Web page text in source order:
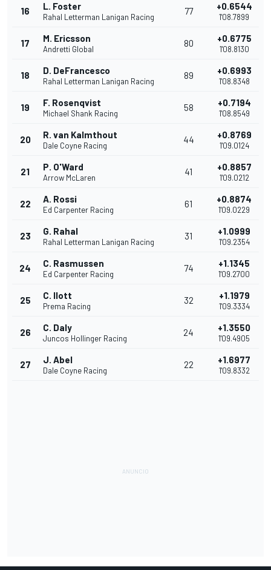
16 L. Foster
Rahal Letterman Lanigan Racing
77 +0.6544
1'08.7899
17 M. Ericsson
Andretti Global
80 +0.6775
1'08.8130
18 D. DeFrancesco
Rahal Letterman Lanigan Racing
89 +0.6993
1'08.8348
19 F. Rosenqvist
Michael Shank Racing
58 +0.7194
1'08.8549
20 R. van Kalmthout
Dale Coyne Racing
44 +0.8769
1'09.0124
21 P. O'Ward
Arrow McLaren
41 +0.8857
1'09.0212
22 A. Rossi
Ed Carpenter Racing
61 +0.8874
1'09.0229
23 G. Rahal
Rahal Letterman Lanigan Racing
31 +1.0999
1'09.2354
24 C. Rasmussen
Ed Carpenter Racing
74 +1.1345
1'09.2700
25 C. Ilott
Prema Racing
32 +1.1979
1'09.3334
26 C. Daly
Juncos Hollinger Racing
24 +1.3550
1'09.4905
27 J. Abel
Dale Coyne Racing
22 +1.6977
1'09.8332